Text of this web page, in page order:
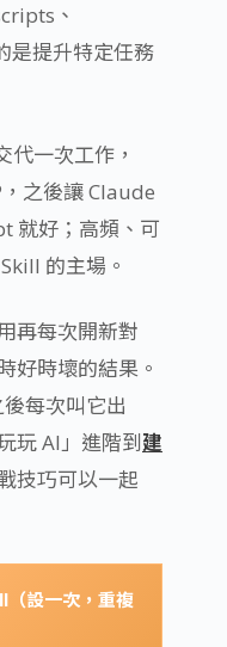
、
是提升特定任務
一次工作，
之後讓 Claude
就好；高頻、可
的主場。
再每次開新對
好時壞的結果。
每次叫它出
玩 AI」進階到建
技巧可以一起
（設一次，重複